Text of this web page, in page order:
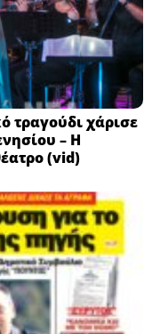
τραγούδι χάρισε
– Η
(vid)